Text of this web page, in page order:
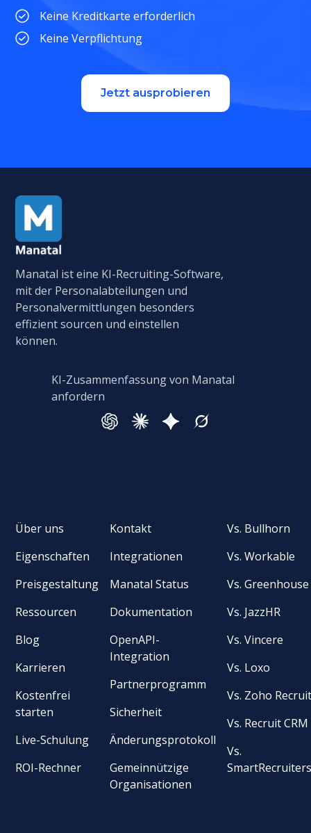
Keine Kreditkarte erforderlich
Keine Verpflichtung
Jetzt ausprobieren
Manatal ist eine KI-Recruiting-Software,
mit der Personalabteilungen und
Personalvermittlungen besonders
effizient sourcen und einstellen
können.
KI-Zusammenfassung von Manatal
anfordern
Über uns
Eigenschaften
Preisgestaltung
Ressourcen
Blog
Karrieren
Kostenfrei
starten
Live-Schulung
ROI-Rechner
Kontakt
Integrationen
Manatal Status
Dokumentation
OpenAPI-
Integration
Partnerprogramm
Sicherheit
Änderungsprotokoll
Gemeinnützige
Organisationen
Vs. Bullhorn
Vs. Workable
Vs. Greenhouse
Vs. JazzHR
Vs. Vincere
Vs. Loxo
Vs. Zoho
Vs. Recruit CRM
Vs.